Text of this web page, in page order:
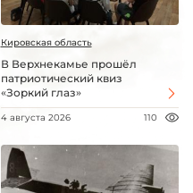
Кировская область
В Верхнекамье прошёл
патриотический квиз
«Зоркий глаз»
4 августа 2026 110